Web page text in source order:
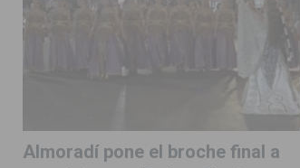
Almoradí pone el broche final a